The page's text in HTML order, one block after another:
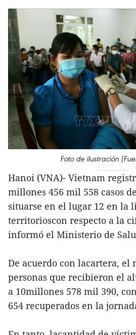
Foto de ilustración
Hanoi (VNA)- Vietnam
millones 456 mil 558 casos
situarse en el lugar 12 en la
territorioscon respecto a la
informó el Ministerio de
De acuerdo con lacartera, el
personas que recibieron el
a 10millones 578 mil 390,
654 recuperados en la